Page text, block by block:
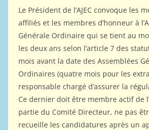
Le Président de l’AJEC convoque les
affiliés et les membres d’honneur à
Générale Ordinaire qui se tient au
les deux ans selon l’article 7 des
mois avant la date des Assemblées
Ordinaires (quatre mois pour les
responsable chargé d’assurer la
Ce dernier doit être membre actif de
partie du Comité Directeur, ne pas
recueille les candidatures après un